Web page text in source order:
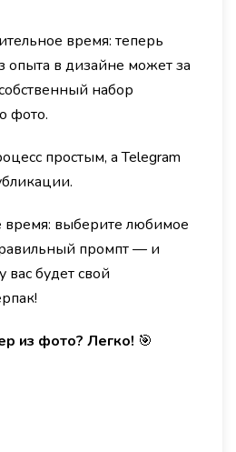
время: теперь
опыта в дизайне может за
набор
фото.
простым, а Telegram
время: выберите любимое
промпт — и
вас будет свой
из фото? Легко! 🎯